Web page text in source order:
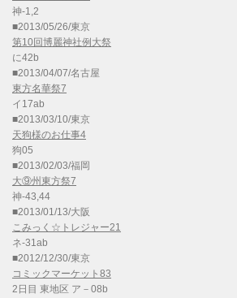
神-1,2
■2013/05/26/東京
第10回博麗神社例大祭
に42b
■2013/04/07/名古屋
東方名華祭7
イ17ab
■2013/03/10/東京
天狗様のお仕事4
狗05
■2013/02/03/福岡
大⑨州東方祭7
神-43,44
■2013/01/13/大阪
こみっく☆トレジャー21
ネ-31ab
■2012/12/30/東京
コミックマーケット83
2日目 東地区 ア－08b